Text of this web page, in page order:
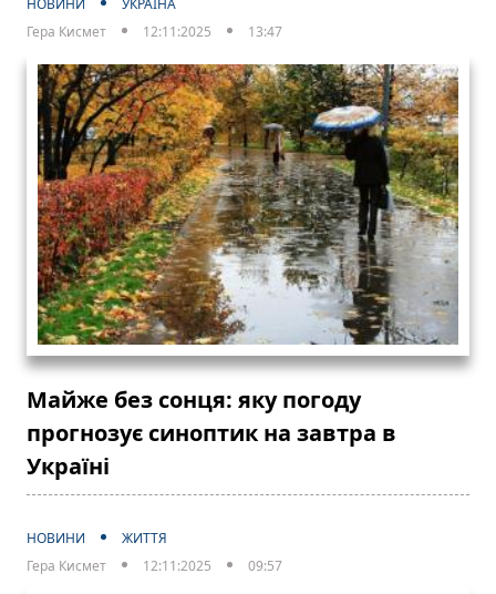
Гера Кисмет
12:11:2025 13:47
Майже без сонця: яку погоду
прогнозує синоптик на завтра в
Україні
НОВИНИ
ЖИТТЯ
Гера Кисмет
12:11:2025 09:57